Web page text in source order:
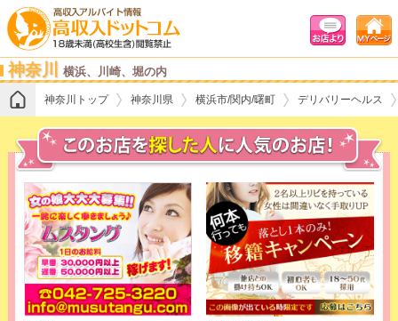
神奈川 横浜、川崎、堀の内
神奈川トップ 神奈川県 横浜市/関内/曙町 デリバリーヘルス